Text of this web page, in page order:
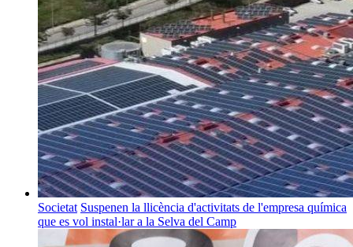
Societat Suspenen la llicència d'activitats de l'empresa química
que es vol instal·lar a la Selva del Camp